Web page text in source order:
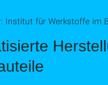
Institut für Werkstoffe im